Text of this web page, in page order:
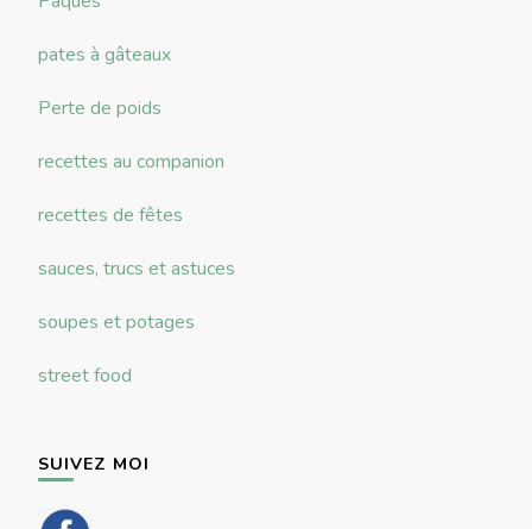
pates à gâteaux
Perte de poids
recettes au companion
recettes de fêtes
sauces, trucs et astuces
soupes et potages
street food
SUIVEZ MOI